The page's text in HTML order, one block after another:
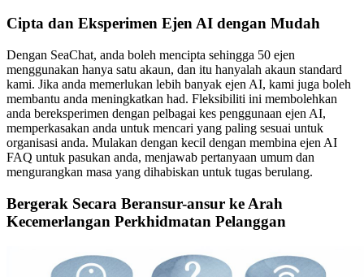
Cipta dan Eksperimen Ejen AI dengan Mudah
Dengan SeaChat, anda boleh mencipta sehingga 50 ejen
menggunakan hanya satu akaun, dan itu hanyalah akaun standard
kami. Jika anda memerlukan lebih banyak ejen AI, kami juga boleh
membantu anda meningkatkan had. Fleksibiliti ini membolehkan
anda bereksperimen dengan pelbagai kes penggunaan ejen AI,
memperkasakan anda untuk mencari yang paling sesuai untuk
organisasi anda. Mulakan dengan kecil dengan membina ejen AI
FAQ untuk pasukan anda, menjawab pertanyaan umum dan
mengurangkan masa yang dihabiskan untuk tugas berulang.
Bergerak Secara Beransur-ansur ke Arah
Kecemerlangan Perkhidmatan Pelanggan